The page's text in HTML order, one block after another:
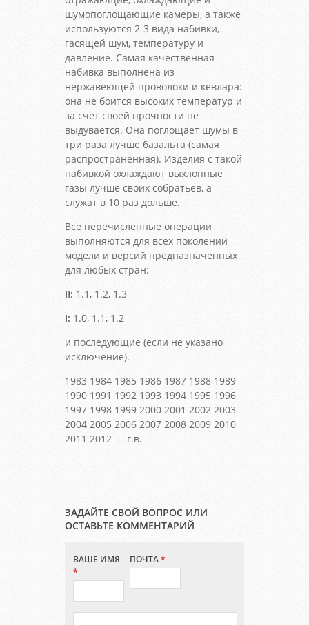
шумопоглощающие камеры, а также
используются 2-3 вида набивки,
гасящей шум, температуру и
давление. Самая качественная
набивка выполнена из
нержавеющей проволоки и кевлара:
она не боится высоких температур и
за счет своей прочности не
выдувается. Она поглощает шумы в
три раза лучше базальта (самая
распространенная). Изделия с такой
набивкой охлаждают выхлопные
газы лучше своих собратьев, а
служат в 10 раз дольше.
Все перечисленные операции
выполняются для всех поколений
модели и версий предназначенных
для любых стран:
II: 1.1, 1.2, 1.3
I: 1.0, 1.1, 1.2
и последующие (если не указано
исключение).
1983 1984 1985 1986 1987 1988 1989
1990 1991 1992 1993 1994 1995 1996
1997 1998 1999 2000 2001 2002 2003
2004 2005 2006 2007 2008 2009 2010
2011 2012 — г.в.
ЗАДАЙТЕ СВОЙ ВОПРОС ИЛИ
ОСТАВЬТЕ КОММЕНТАРИЙ
ВАШЕ ИМЯ
*
ПОЧТА*